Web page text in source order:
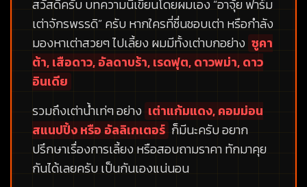
สวัสดีครับ บทความนี้เขียนโดยผมเอง “อาจุ้ย ฟาร์ม
เต่าจักรพรรดิ”ครับ หากใครที่ชื่นชอบเต่า หรือกำลัง
มองหาเต่าสวยๆ ไปเลี้ยง ผมมีทั้งเต่าบกอย่าง ซูคา
ต้า, เสือดาว, อัลดาบร้า, เรดฟุต, ดาวพม่า, ดาว
อินเดีย
รวมถึงเต่าน้ำเท่ๆ อย่าง เต่าแก้มแดง, คอมม่อน
สแนปปิ้ง หรือ อัลลิเกเตอร์ ก็มีนะครับ อยาก
ปรึกษาเรื่องการเลี้ยง หรือสอบถามราคา ทักมาคุย
กันได้เลยครับ เป็นกันเองแน่นอน